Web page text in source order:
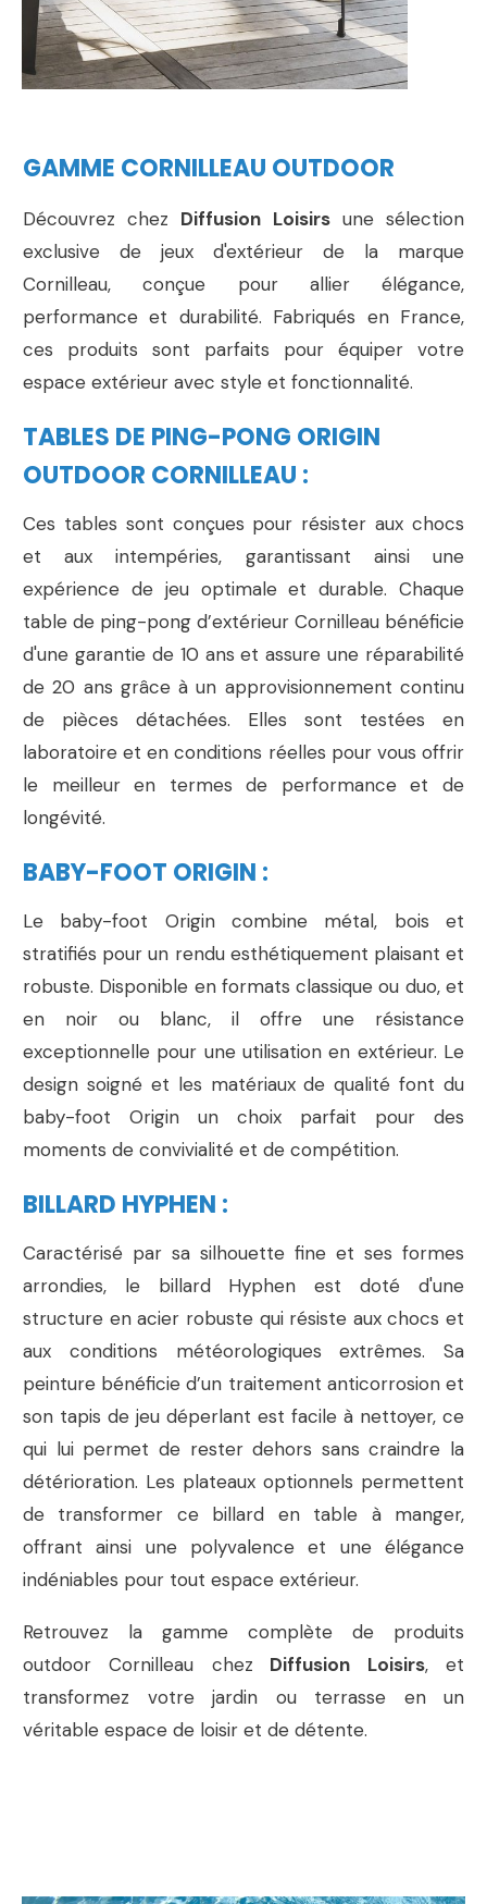
GAMME CORNILLEAU OUTDOOR
Découvrez chez Diffusion Loisirsune sélection
exclusive de jeux d'extérieur de la marque
Cornilleau, conçue pour allier élégance,
performance et durabilité. Fabriqués en France,
ces produits sont parfaits pour équiper votre
espace extérieur avec style et fonctionnalité.
TABLES DE PING-PONG ORIGIN
OUTDOOR CORNILLEAU :
Ces tables sont conçues pour résister aux chocs
et aux intempéries, garantissant ainsi une
expérience de jeu optimale et durable. Chaque
table de ping-pong d’extérieur Cornilleau bénéficie
d'une garantie de 10 ans et assure une réparabilité
de 20 ans grâce à un approvisionnement continu
de pièces détachées. Elles sont testées en
laboratoire et en conditions réelles pour vous offrir
le meilleur en termes de performance et de
longévité.
BABY-FOOT ORIGIN :
Le baby-foot Origin combine métal, bois et
stratifiés pour un rendu esthétiquement plaisant et
robuste. Disponible en formats classique ou duo, et
en noir ou blanc, il offre une résistance
exceptionnelle pour une utilisation en extérieur. Le
design soigné et les matériaux de qualité font du
baby-foot Origin un choix parfait pour des
moments de convivialité et de compétition.
BILLARD HYPHEN :
Caractérisé par sa silhouette fine et ses formes
arrondies, le billard Hyphen est doté d'une
structure en acier robuste qui résiste aux chocs et
aux conditions météorologiques extrêmes. Sa
peinture bénéficie d’un traitement anticorrosion et
son tapis de jeu déperlant est facile à nettoyer, ce
qui lui permet de rester dehors sans craindre la
détérioration. Les plateaux optionnels permettent
de transformer ce billard en table à manger,
offrant ainsi une polyvalence et une élégance
indéniables pour tout espace extérieur.
Retrouvez la gamme complète de produits
outdoor Cornilleau chez Diffusion Loisirs, et
transformez votre jardin ou terrasse en un
véritable espace de loisir et de détente.